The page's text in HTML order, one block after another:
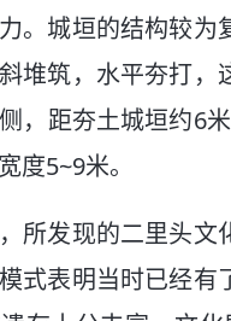
。城垣的结构较
堆筑，水平夯打
，距夯土城垣约6
度5~9米。
所发现的二里头
式表明当时已经